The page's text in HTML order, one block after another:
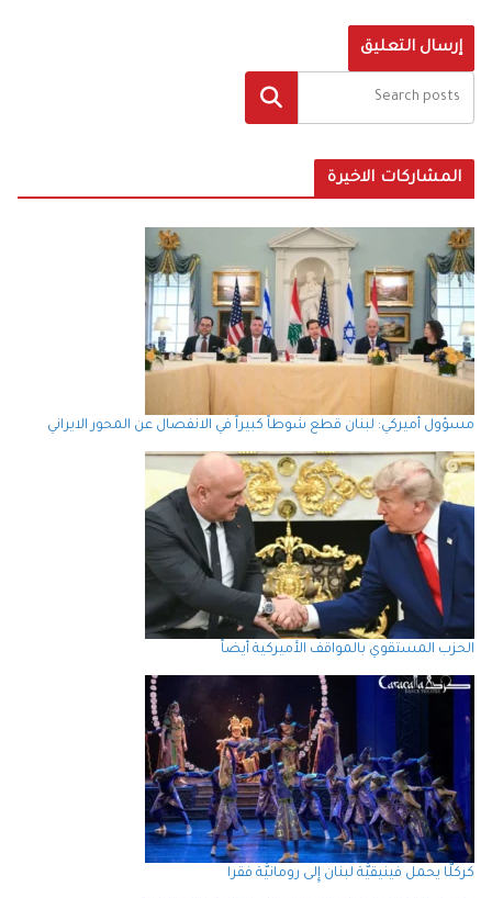
البحث
المشاركات الاخيرة
مسؤول أميركي: لبنان قطع شوطاً كبيراً في الانفصال عن المحور الايراني
الحزب المستقوي بالمواقف الأميركية أيضاً
كركلَّا يحمل فينيقيَّة لبنان إِلى رومانيَّة فقرا